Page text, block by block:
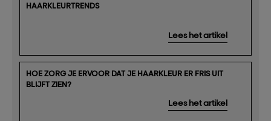
HAARKLEURTRENDS
Lees het artikel
HOE ZORG JE ERVOOR DAT JE HAARKLEUR ER FRIS UIT
BLIJFT ZIEN?
Lees het artikel